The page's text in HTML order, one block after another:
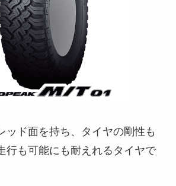
ッド面を持ち、タイヤの剛性も
行も可能にも耐えれるタイヤで